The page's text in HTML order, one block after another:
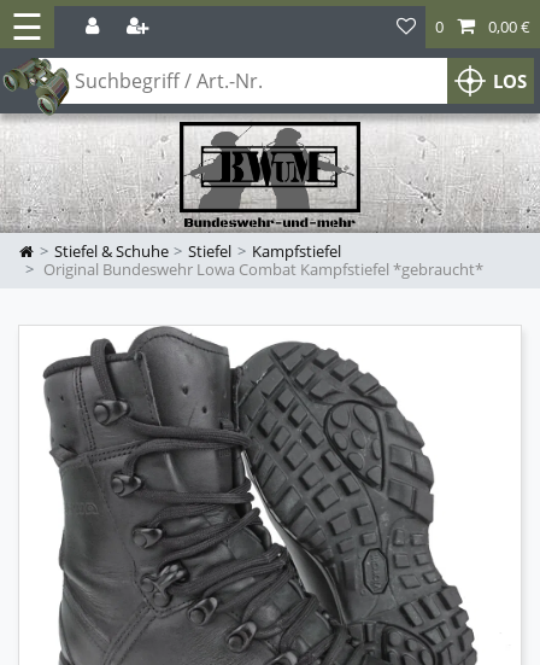
☰
LOS
0 0,00 €
Stiefel & Schuhe Stiefel
Kampfstiefel
Original Bundeswehr Lowa Combat Kampfstiefel *gebraucht*